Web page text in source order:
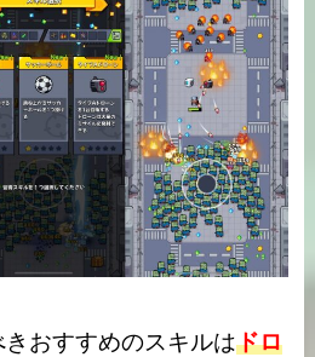
おすすめのスキルはドロ